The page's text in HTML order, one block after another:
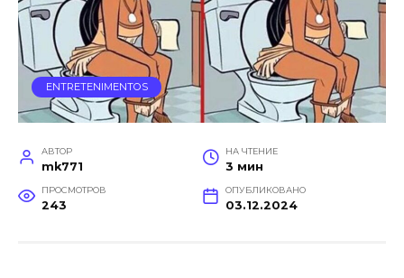
ENTRETENIMENTOS
АВТОР
mk771
НА ЧТЕНИЕ
3 мин
ПРОСМОТРОВ
243
ОПУБЛИКОВАНО
03.12.2024